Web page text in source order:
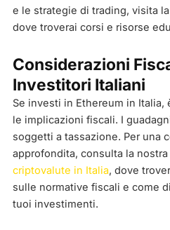
e le strategie di trading, visita
dove troverai corsi e risorse
Considerazioni
Investitori Italiani
Se investi in Ethereum in
le implicazioni fiscali. I
soggetti a tassazione. Per una
approfondita, consulta la
criptovalute in Italia, dove
sulle normative fiscali e come
tuoi investimenti.